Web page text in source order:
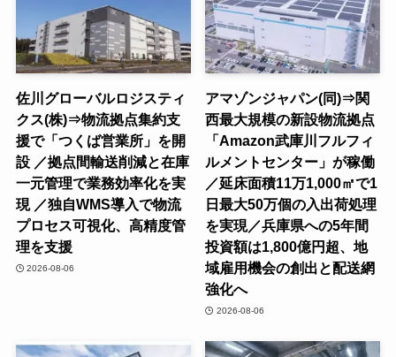
佐川グローバルロジスティ
クス(株)⇒物流拠点集約支
援で「つくば営業所」を開
設 ／拠点間輸送削減と在庫
一元管理で業務効率化を実
現 ／独自WMS導入で物流
プロセス可視化、高精度管
理を支援
2026-08-06
アマゾンジャパン(同)⇒関
西最大規模の新設物流拠点
「Amazon武庫川フルフィ
ルメントセンター」が稼働
／延床面積11万1,000㎡で1
日最大50万個の入出荷処理
を実現／兵庫県への5年間
投資額は1,800億円超、地
域雇用機会の創出と配送網
強化へ
2026-08-06